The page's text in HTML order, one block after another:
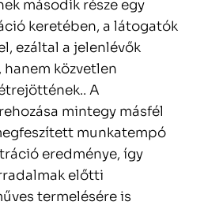
második része egy
keretében, a látogatók
ezáltal a jelenlévők
hanem közvetlen
A
mintegy másfél
munkatempó
eredménye, így
előtti
termelésére is